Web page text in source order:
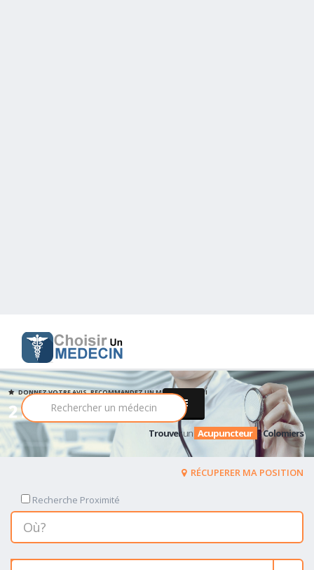
2 Acupuncteur
DONNEZ VOTRE AVIS, RECOMMANDEZ UN MEDECIN PARMI
Trouverun Acupuncteur aColomiers
RÉCUPERER MA POSITION
Recherche Proximité